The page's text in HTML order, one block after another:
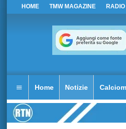
HOME TMW MAGAZINE RADIO
Home Notizie